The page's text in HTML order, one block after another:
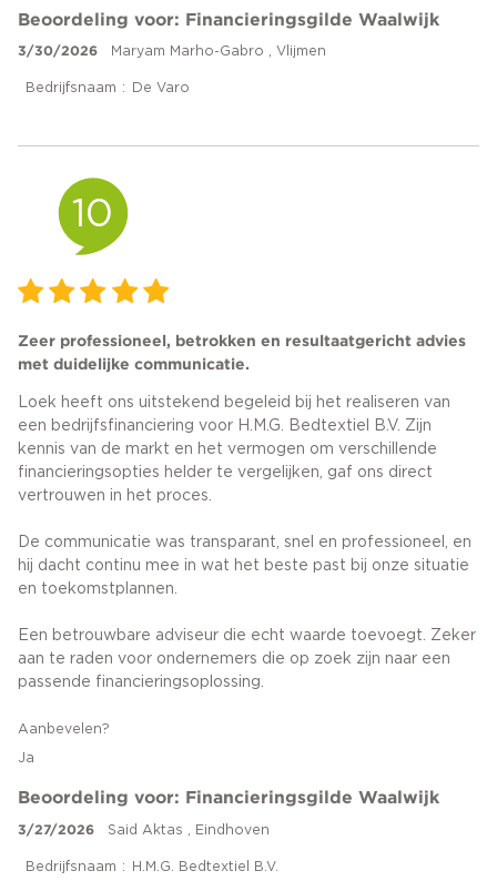
Beoordeling voor: Financieringsgilde Waalwijk
3/30/2026 Maryam Marho-Gabro , Vlijmen
Bedrijfsnaam De Varo
10
Zeer professioneel, betrokken en resultaatgericht advies
met duidelijke communicatie.
Loek heeft ons uitstekend begeleid bij het realiseren van
een bedrijfsfinanciering voor H.M.G. Bedtextiel B.V. Zijn
kennis van de markt en het vermogen om verschillende
financieringsopties helder te vergelijken, gaf ons direct
vertrouwen in het proces.
De communicatie was transparant, snel en professioneel, en
hij dacht continu mee in wat het beste past bij onze situatie
en toekomstplannen.
Een betrouwbare adviseur die echt waarde toevoegt. Zeker
aan te raden voor ondernemers die op zoek zijn naar een
passende financieringsoplossing.
Aanbevelen?
Ja
Beoordeling voor: Financieringsgilde Waalwijk
3/27/2026 Said Aktas , Eindhoven
Bedrijfsnaam H.M.G. Bedtextiel B.V.